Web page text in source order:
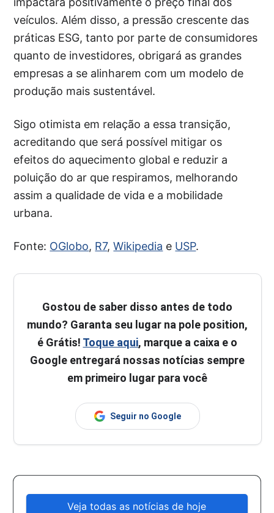
veículos. Além disso, a pressão crescente das
práticas ESG, tanto por parte de consumidores
quanto de investidores, obrigará as grandes
empresas a se alinharem com um modelo de
produção mais sustentável.
Sigo otimista em relação a essa transição,
acreditando que será possível mitigar os
efeitos do aquecimento global e reduzir a
poluição do ar que respiramos, melhorando
assim a qualidade de vida e a mobilidade
urbana.
Fonte: OGlobo, R7,Wikipedia e USP.
Gostou de saber disso antes de todo
mundo? Garanta seu lugar na pole position,
é Grátis! Toque aqui, marque a caixa e o
Google entregará nossas notícias sempre
em primeiro lugar para você
Seguir no Google
Veja todas as notícias de hoje